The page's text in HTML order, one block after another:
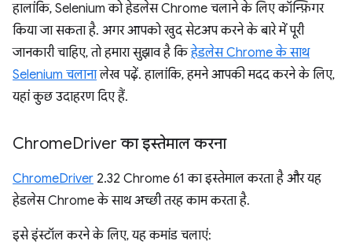
हालांकि, Selenium को हेडलेस Chrome चलाने के लिए कॉन्फ़िगर
किया जा सकता है. अगर आपको खुद सेटअप करने के बारे में पूरी
जानकारी चाहिए, तो हमारा सुझाव है किहेडलेस Chrome के साथ
Selenium चलानालेख पढ़ें. हालांकि, हमने आपकी मदद करने के लिए,
यहां कुछ उदाहरण दिए हैं.
ChromeDriver का इस्तेमाल करना
ChromeDriver 2.32 Chrome 61 का इस्तेमाल करता है और यह
हेडलेस Chrome के साथ अच्छी तरह काम करता है.
इसे इंस्टॉल करने के लिए, यह कमांड चलाएं: